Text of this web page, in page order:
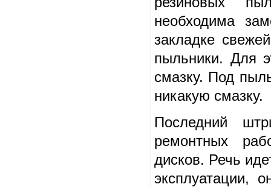
необходима
закладке
пыльники. Для
смазку. Под
никакую смазку.
Последний
ремонтных
дисков. Речь
эксплуатации,